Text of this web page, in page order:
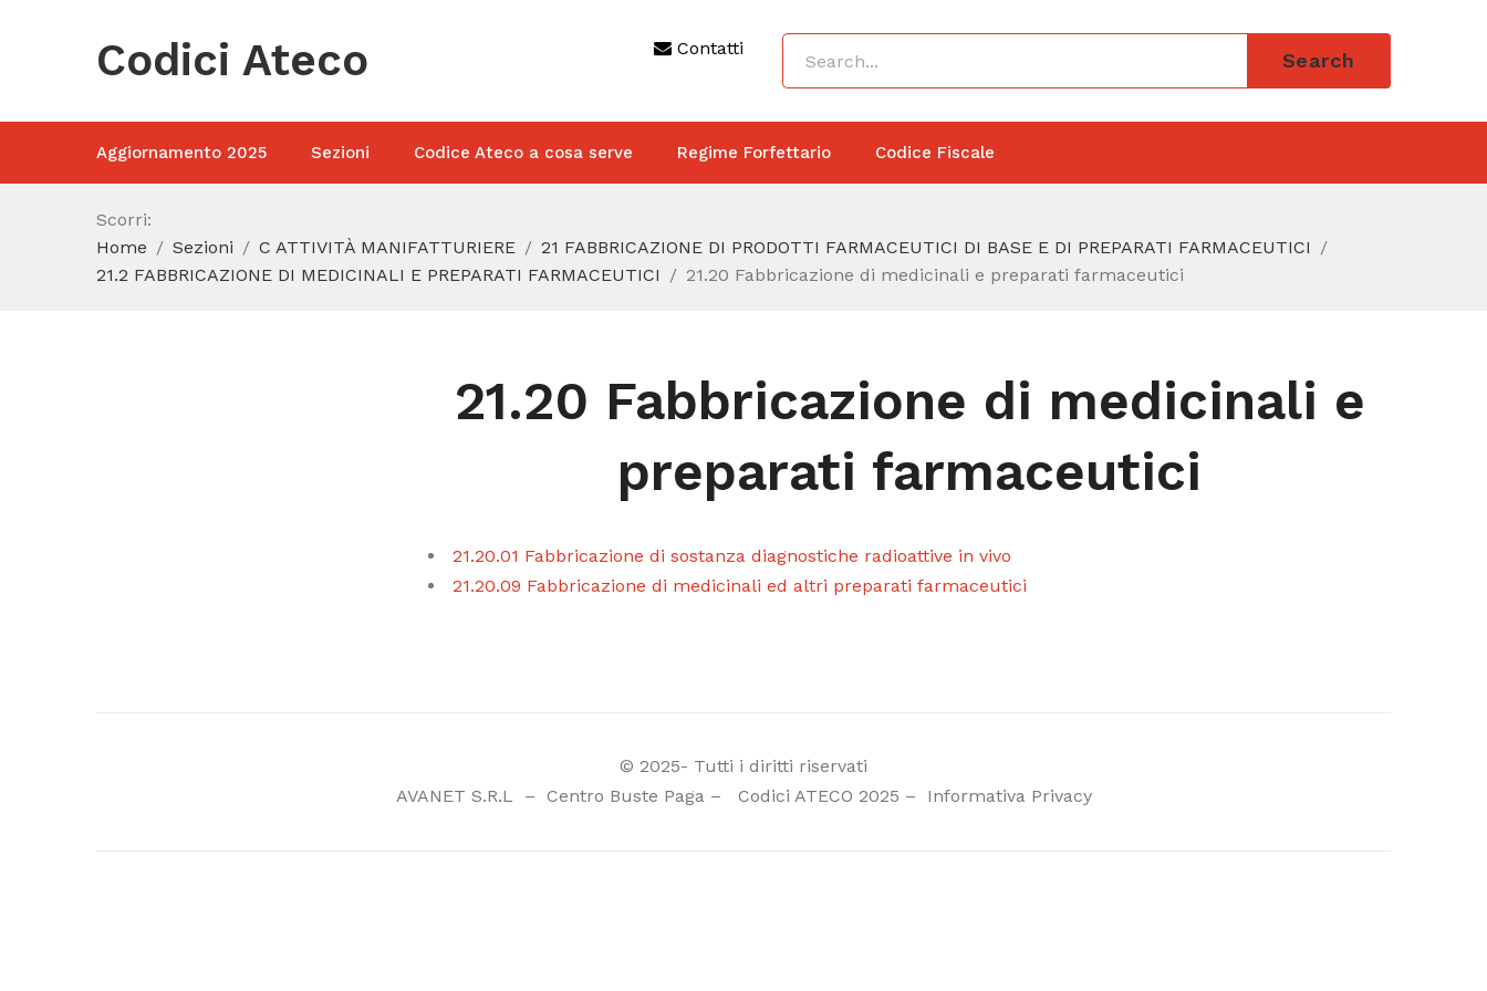
Codici Ateco Contatti
Search
Aggiornamento 2025 Sezioni Codice Ateco a cosa serve Regime Forfettario Codice Fiscale
Scorri:
Home
Sezioni C ATTIVITÀ MANIFATTURIERE
21 FABBRICAZIONE DI PRODOTTI FARMACEUTICI DI BASE E DI PREPARATI FARMACEUTICI
21.2 FABBRICAZIONE DI MEDICINALI E PREPARATI FARMACEUTICI
21.20 Fabbricazione di medicinali e preparati farmaceutici
21.20 Fabbricazione di medicinali e
preparati farmaceutici
21.20.01 Fabbricazione di sostanza diagnostiche radioattive in vivo
21.20.09 Fabbricazione di medicinali ed altri preparati farmaceutici
© 2025- Tutti i diritti riservati
AVANET S.R.L
– Centro Buste Paga– Codici ATECO 2025 – Informativa Privacy